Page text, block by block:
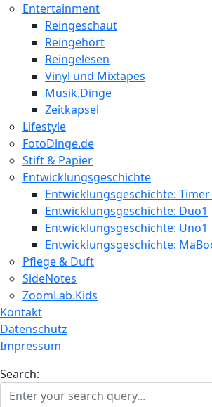
Entertainment
Reingeschaut
Reingehört
Reingelesen
Vinyl und Mixtapes
Musik.Dinge
Zeitkapsel
Lifestyle
FotoDinge.de
Stift & Papier
Entwicklungsgeschichte
Entwicklungsgeschichte: Timer
Entwicklungsgeschichte: Duo1
Entwicklungsgeschichte: Uno1
Entwicklungsgeschichte:
Pflege & Duft
SideNotes
ZoomLab.Kids
Kontakt
Datenschutz
Impressum
Search: